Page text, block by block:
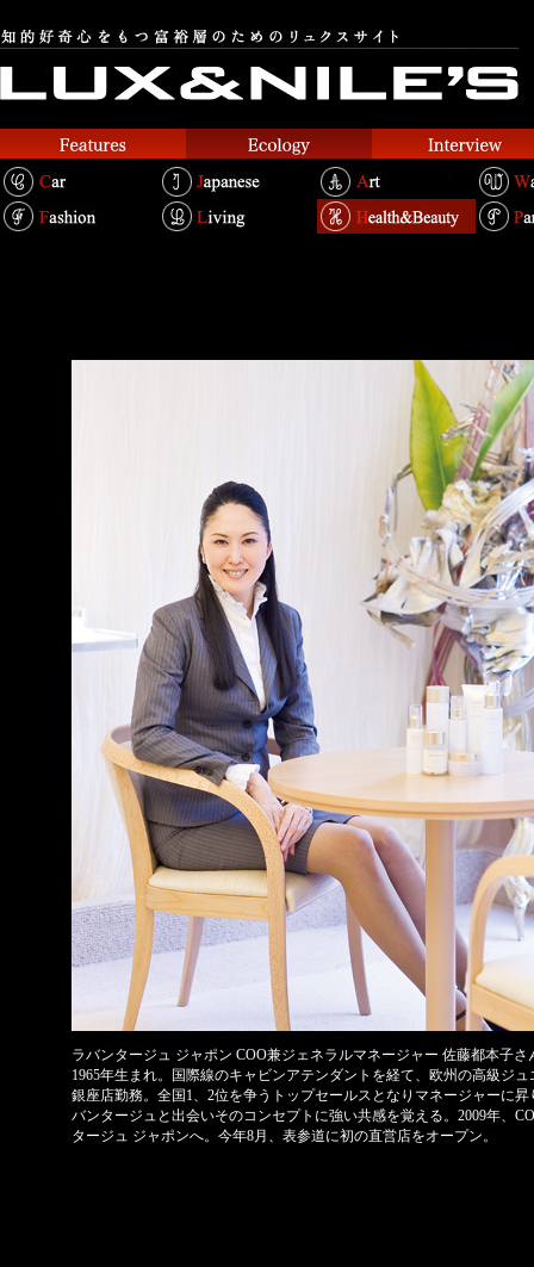
ラバンタージュ ジャポン COO兼ジェネラルマネージャー 佐藤都本子さ
1965年生まれ。国際線のキャビンアテンダントを経て、欧州の高級ジ
銀座店勤務。全国1、2位を争うトップセールスとなりマネージャーに昇
バンタージュと出会いそのコンセプトに強い共感を覚える。2009年、
タージュ ジャポンへ。今年8月、表参道に初の直営店をオープン。